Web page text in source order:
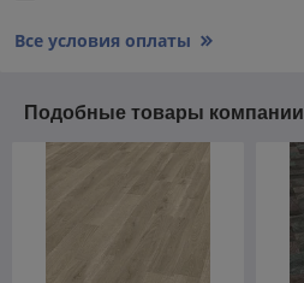
Все условия оплаты
Подобные товары компании